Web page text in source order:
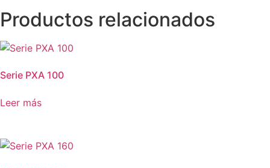
Productos relacionados
Serie PXA 100
Leer más